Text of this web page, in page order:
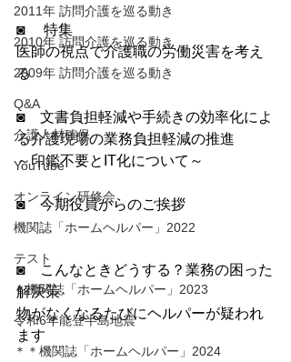
2011年 訪問介護を巡る動き
2010年 訪問介護を巡る動き
2009年 訪問介護を巡る動き
Q&A
介護人材確保
YouTube
オンライン研修会
機関誌「ホームヘルパー」2022
テスト
＊機関誌「ホームヘルパー」2023
令和6年能登半島地震
＊＊機関誌「ホームヘルパー」2024
◙ 　特集
医師の視点で介護職の労働災害を考え
る
◙　文書負担軽減や手続きの効率化によ
る介護現場の業務負担軽減の推進
～印鑑不要とIT化について～
◙　今期役員からのご挨拶
◙　こんなときどうする？業務の困った
解決策
物がなくなるたびにヘルパーが疑われ
ます